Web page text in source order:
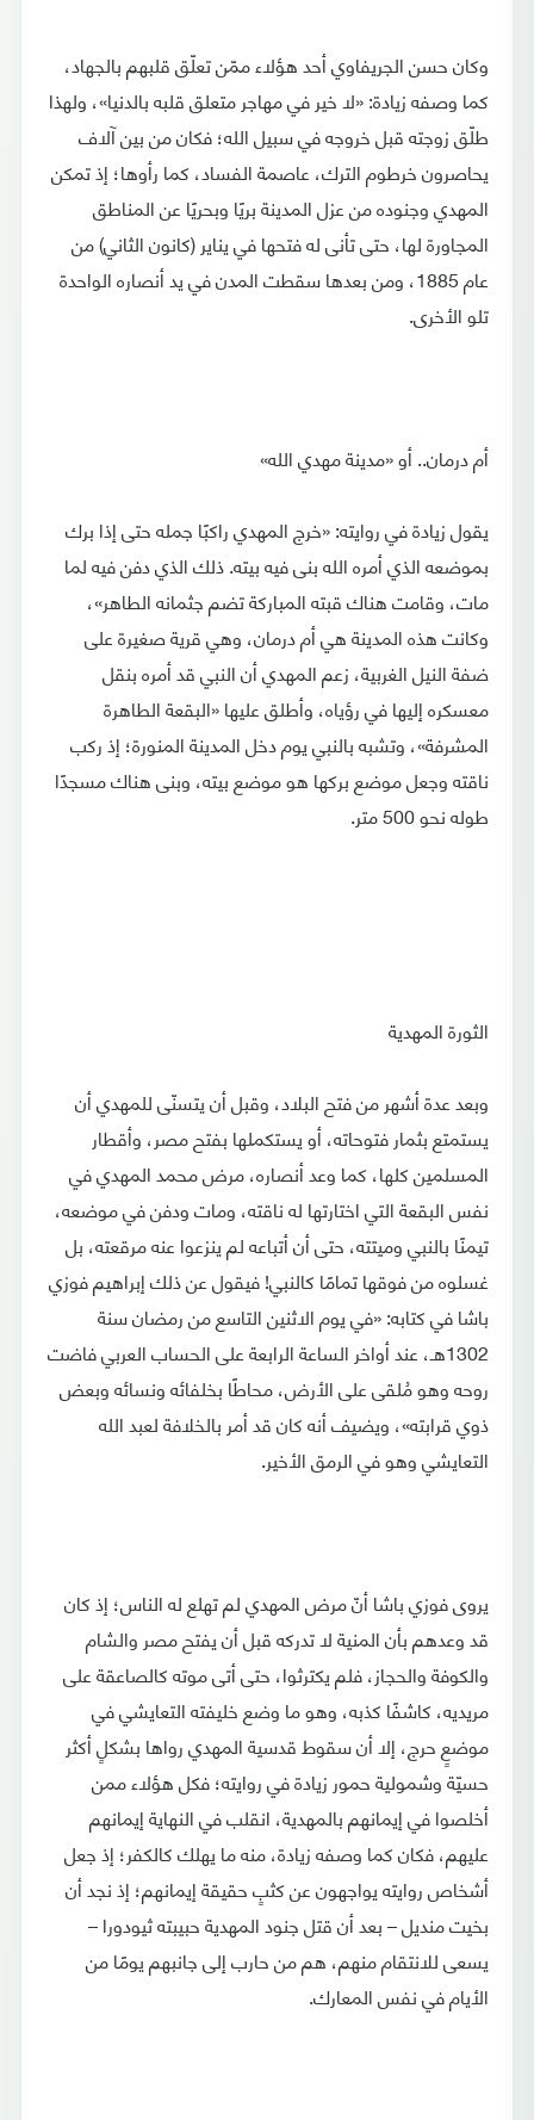
وكان حسن الجريفاوي أحد هؤلاء ممّن تعلّق قلبهم بالجهاد،
كما وصفه زيادة: «لا خير في مهاجر متعلق قلبه بالدنيا»، ولهذا
طلّق زوجته قبل خروجه في سبيل الله؛ فكان من بين آلاف
يحاصرون خرطوم الترك، عاصمة الفساد، كما رأوها؛ إذ تمكن
المهدي وجنوده من عزل المدينة بريًا وبحريًا عن المناطق
المجاورة لها، حتى تأنى له فتحها في يناير (كانون الثاني) من
عام 1885، ومن بعدها سقطت المدن في يد أنصاره الواحدة
تلو الأخرى.
أم درمان.. أو «مدينة مهدي الله»
يقول زيادة في روايته: «خرج المهدي راكبًا جمله حتى إذا برك
بموضعه الذي أمره الله بنى فيه بيته. ذلك الذي دفن فيه لما
مات، وقامت هناك قبته المباركة تضم جثمانه الطاهر»،
وكانت هذه المدينة هي أم درمان، وهي قرية صغيرة على
ضفة النيل الغربية، زعم المهدي أن النبي قد أمره بنقل
معسكره إليها في رؤياه، وأطلق عليها «البقعة الطاهرة
المشرفة»، وتشبه بالنبي يوم دخل المدينة المنورة؛ إذ ركب
ناقته وجعل موضع بركها هو موضع بيته، وبنى هناك مسجدًا
طوله نحو 500 متر.
الثورة المهدية
وبعد عدة أشهر من فتح البلاد، وقبل أن يتسنّى للمهدي أن
يستمتع بثمار فتوحاته، أو يستكملها بفتح مصر، وأقطار
المسلمين كلها، كما وعد أنصاره، مرض محمد المهدي في
نفس البقعة التي اختارتها له ناقته، ومات ودفن في موضعه،
تيمنًا بالنبي وميتته، حتى أن أتباعه لم ينزعوا عنه مرقعته، بل
غسلوه من فوقها تمامًا كالنبي! فيقول عن ذلك إبراهيم فوزي
باشا في كتابه: «في يوم الاثنين التاسع من رمضان سنة
1302هـ، عند أواخر الساعة الرابعة على الحساب العربي فاضت
روحه وهو مُلقى على الأرض، محاطًا بخلفائه ونسائه وبعض
ذوي قرابته»، ويضيف أنه كان قد أمر بالخلافة لعبد الله
التعايشي وهو في الرمق الأخير.
يروى فوزي باشا أنّ مرض المهدي لم تهلع له الناس؛ إذ كان
قد وعدهم بأن المنية لا تدركه قبل أن يفتح مصر والشام
والكوفة والحجاز، فلم يكترثوا، حتى أتى موته كالصاعقة على
مريديه، كاشفًا كذبه، وهو ما وضع خليفته التعايشي في
موضعٍ حرج، إلا أن سقوط قدسية المهدي رواها بشكلٍ أكثر
حسيّة وشمولية حمور زيادة في روايته؛ فكل هؤلاء ممن
أخلصوا في إيمانهم بالمهدية، انقلب في النهاية إيمانهم
عليهم، فكان كما وصفه زيادة، منه ما يهلك كالكفر؛ إذ جعل
أشخاص روايته يواجهون عن كثبٍ حقيقة إيمانهم؛ إذ نجد أن
بخيت منديل – بعد أن قتل جنود المهدية حبيبته ثيودورا –
يسعى للانتقام منهم، هم من حارب إلى جانبهم يومًا من
الأيام في نفس المعارك.